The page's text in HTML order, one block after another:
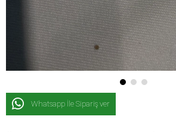
Whatsapp İle Sipariş ver